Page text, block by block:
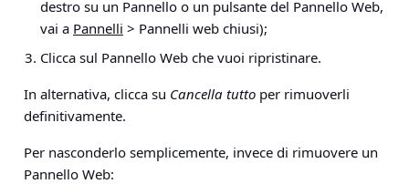
destro su un Pannello o un pulsante del Pannello Web,
vai a Pannelli > Pannelli web chiusi);
Clicca sul Pannello Web che vuoi ripristinare.
In alternativa, clicca su Cancella tutto per rimuoverli
definitivamente.
Per nasconderlo semplicemente, invece di rimuovere un
Pannello Web: